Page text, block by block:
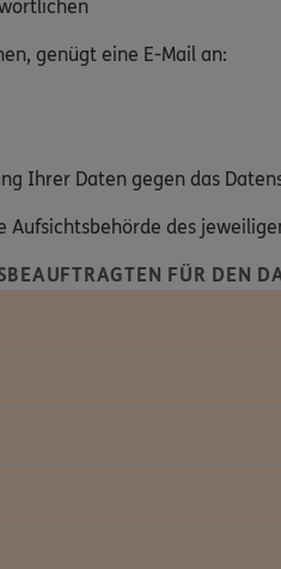
genügt eine E-Mail an:
Ihrer Daten gegen das
Aufsichtsbehörde des
FÜR DEN